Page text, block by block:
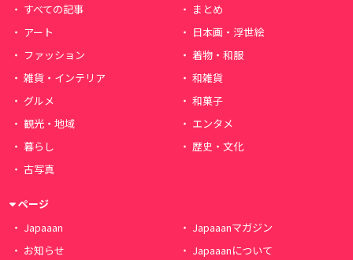
すべての記事
まとめ
アート
日本画・浮世絵
ファッション
着物・和服
雑貨・インテリア
和雑貨
グルメ
和菓子
観光・地域
エンタメ
暮らし
歴史・文化
古写真
ページ
Japaaan
Japaaanマガジン
お知らせ
Japaaanについて